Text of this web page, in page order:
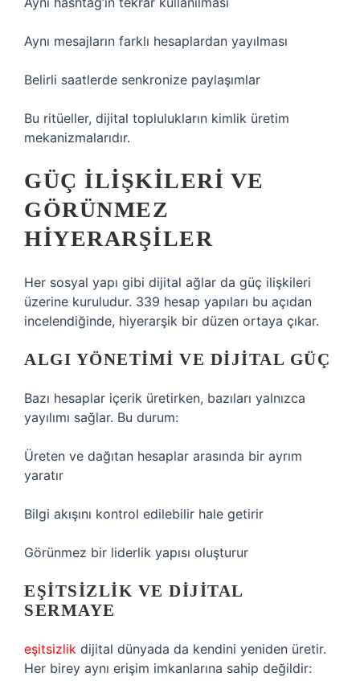
Aynı mesajların farklı hesaplardan yayılması
Belirli saatlerde senkronize paylaşımlar
Bu ritüeller, dijital toplulukların kimlik üretim
mekanizmalarıdır.
GÜÇ İLIŞKILERI VE
GÖRÜNMEZ
HIYERARŞILER
Her sosyal yapı gibi dijital ağlar da güç ilişkileri
üzerine kuruludur. 339 hesap yapıları bu açıdan
incelendiğinde, hiyerarşik bir düzen ortaya çıkar.
ALGI YÖNETIMI VE DIJITAL GÜÇ
Bazı hesaplar içerik üretirken, bazıları yalnızca
yayılımı sağlar. Bu durum:
Üreten ve dağıtan hesaplar arasında bir ayrım
yaratır
Bilgi akışını kontrol edilebilir hale getirir
Görünmez bir liderlik yapısı oluşturur
EŞITSIZLIK VE DIJITAL
SERMAYE
eşitsizlik dijital dünyada da kendini yeniden üretir.
Her birey aynı erişim imkanlarına sahip değildir: